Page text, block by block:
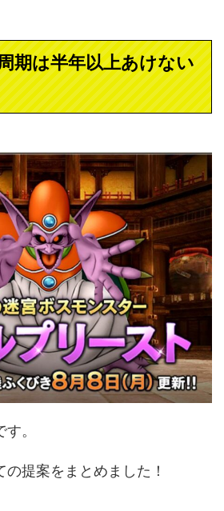
期は半年以上あけない
。
提案をまとめました！